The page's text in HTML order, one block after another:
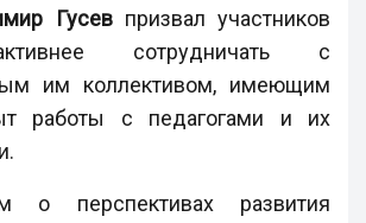
Гусевпризвал участников
сотрудничать с
им коллективом, имеющим
работы с педагогами и их
о перспективах развития